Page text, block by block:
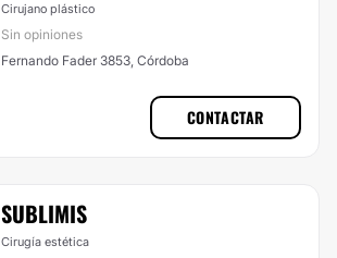
Cirujano plástico
Sin opiniones
Fernando Fader 3853, Córdoba
CONTACTAR
SUBLIMIS
Cirugía estética